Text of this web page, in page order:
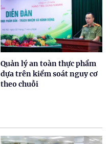
Quản lý an toàn thực phẩm
dựa trên kiểm soát nguy cơ
theo chuỗi